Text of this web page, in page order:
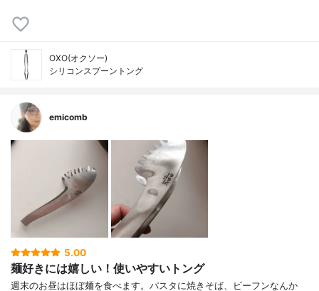
OXO(オクソー)
シリコンスプーントング
emicomb
5.00
麺好きには嬉しい！使いやすいトング
週末のお昼はほぼ麺を食べます。パスタに焼きそば、ビーフンなんか